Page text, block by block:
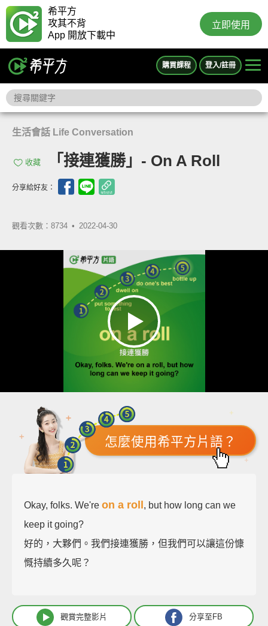
希平方
攻其不背
App 開放下載中
立即使用
購買課程 登入/註冊
生活會話 Life Conversation
收藏 「接連獲勝」- On A Roll
分享給好友：
觀看次數：8734 • 2022-04-30
怎麼使用希平方片語？
Okay, folks. We're on a roll
, but how long can we
keep it going?
好的，大夥們。我們接連獲勝，但我們可以讓這份慷
慨持續多久呢？
觀賞完整影片 分享至FB